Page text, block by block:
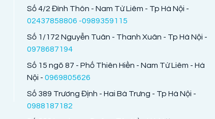
Số 4/2 Đình Thôn - Nam Từ Liêm - Tp Hà Nội -
02437858806 -0989359115
Số 1/172 Nguyễn Tuân - Thanh Xuân - Tp Hà Nội -
0978687194
Số 15 ngõ 87 - Phố Thiên Hiền - Nam Từ Liêm - Hà
Nội - 0969805626
Số 389 Trương Định - Hai Bà Trưng - Tp Hà Nội -
0988187182